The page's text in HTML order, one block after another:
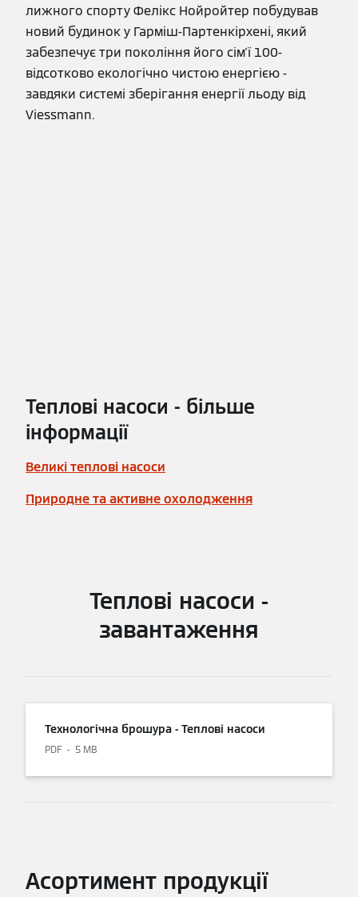
лижного спорту Фелікс Нойройтер побудував
новий будинок у Гарміш-Партенкірхені, який
забезпечує три покоління його сім'ї 100-
відсотково екологічно чистою енергією -
завдяки системі зберігання енергії льоду від
Viessmann.
Теплові насоси - більше
інформації
Великі теплові насоси
Природне та активне охолодження
Теплові насоси -
завантаження
Технологічна брошура - Теплові насоси
PDF 5 MB
Асортимент продукції